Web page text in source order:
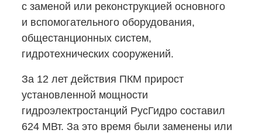
с заменой или реконструкцией основного
и вспомогательного оборудования,
общестанционных систем,
гидротехнических сооружений.
За 12 лет действия ПКМ прирост
установленной мощности
гидроэлектростанций РусГидро составил
624 МВт. За это время были заменены или